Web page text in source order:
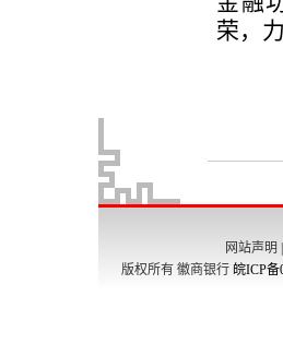
网站声明
版权所有 徽商银行 皖ICP备